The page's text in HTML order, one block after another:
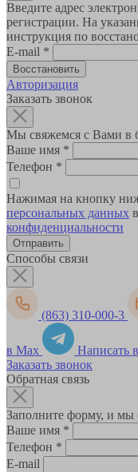
Введите адрес
регистрации. На
инструкция по
E-mail *
Авторизация
Заказать звонок
Мы свяжемся с Вами в
Ваше имя *
Телефон *
Нажимая на кнопку
персональных данных
конфиденциальности
Способы связи
(863) 310-000-3
в Max
Написать
Заказать звонок
Обратная связь
Заполните форму, и
Ваше имя *
Телефон *
E-mail